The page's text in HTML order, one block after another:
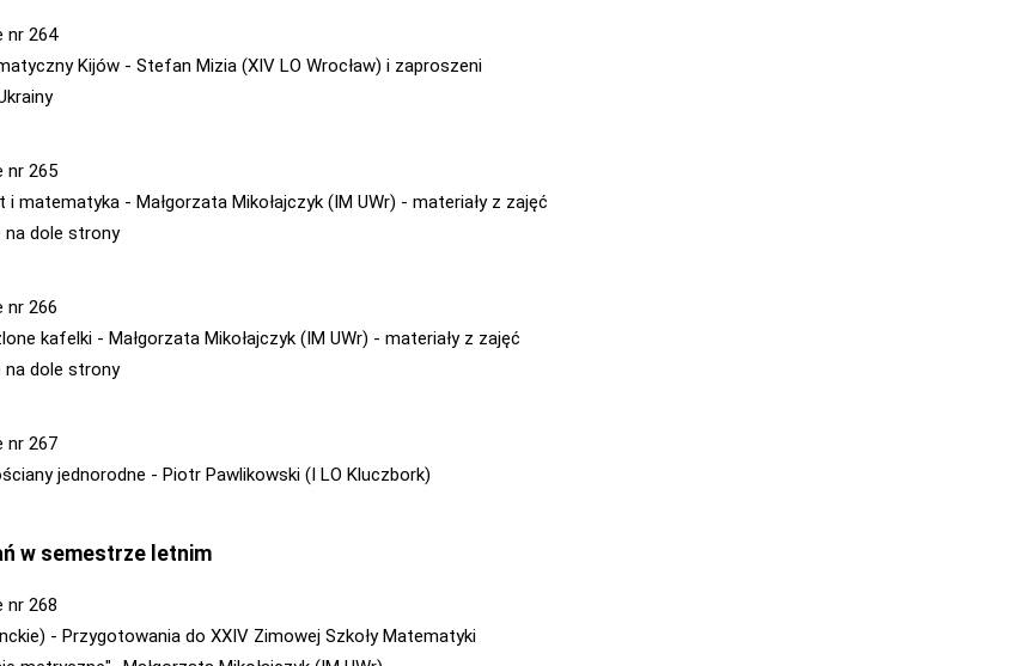
nr 264
Kijów - Stefan Mizia (XIV LO Wrocław) i zaproszeni
nr 265
i matematyka - Małgorzata Mikołajczyk (IM UWr) - materiały z zajęć
na dole strony
nr 266
kafelki - Małgorzata Mikołajczyk (IM UWr) - materiały z zajęć
na dole strony
nr 267
jednorodne - Piotr Pawlikowski (I LO Kluczbork)
w semestrze letnim
nr 268
- Przygotowania do XXIV Zimowej Szkoły Matematyki